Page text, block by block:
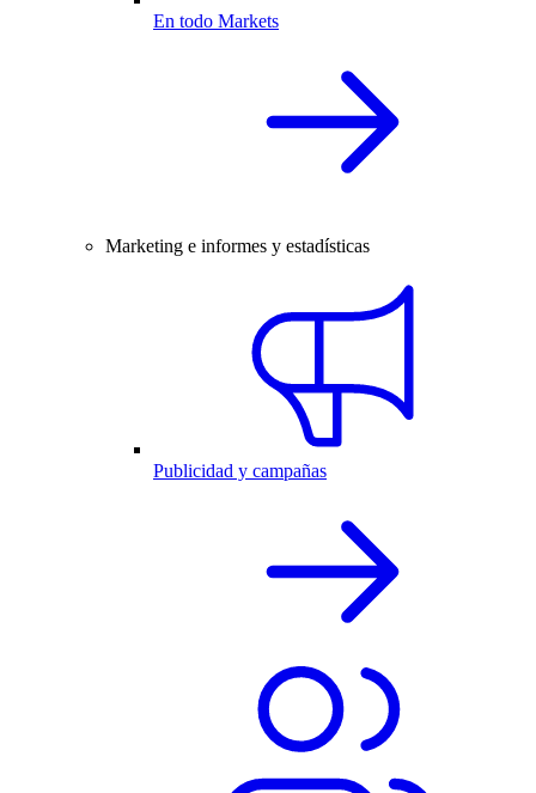
En todo Markets
Marketing e informes y estadísticas
Publicidad y campañas